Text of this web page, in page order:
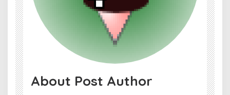
About Post Author